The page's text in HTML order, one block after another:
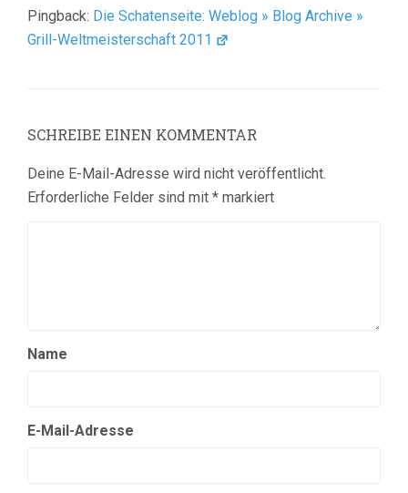
Pingback: Die Schatenseite: Weblog » Blog Archive »
Grill-Weltmeisterschaft 2011
SCHREIBE EINEN KOMMENTAR
Deine E-Mail-Adresse wird nicht veröffentlicht.
Erforderliche Felder sind mit * markiert
Name
E-Mail-Adresse